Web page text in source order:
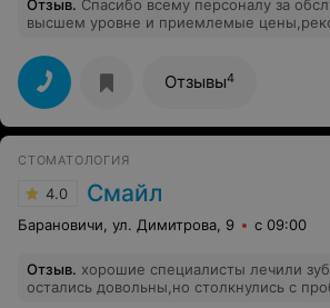
Отзыв. Спасибо всему персоналу за
высшем уровне и приемлемые
Отзывы4
СТОМАТОЛОГИЯ
4.0 Смайл
Барановичи, ул. Димитрова, 9 с 09:00
Отзыв. хорошие специалисты лечили
остались довольны,но столкнулись с